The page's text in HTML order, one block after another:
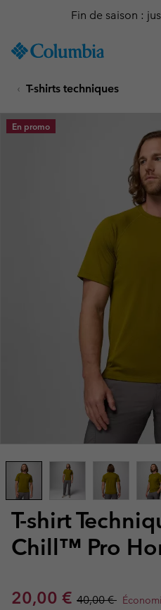
TO
SKIP
MAIN
NAV
Fin de saison :
T-shirts techniques
T-shirt
Chill™ Pro
Sale price:
20,00 € Regular price:
40,00 €
En promo